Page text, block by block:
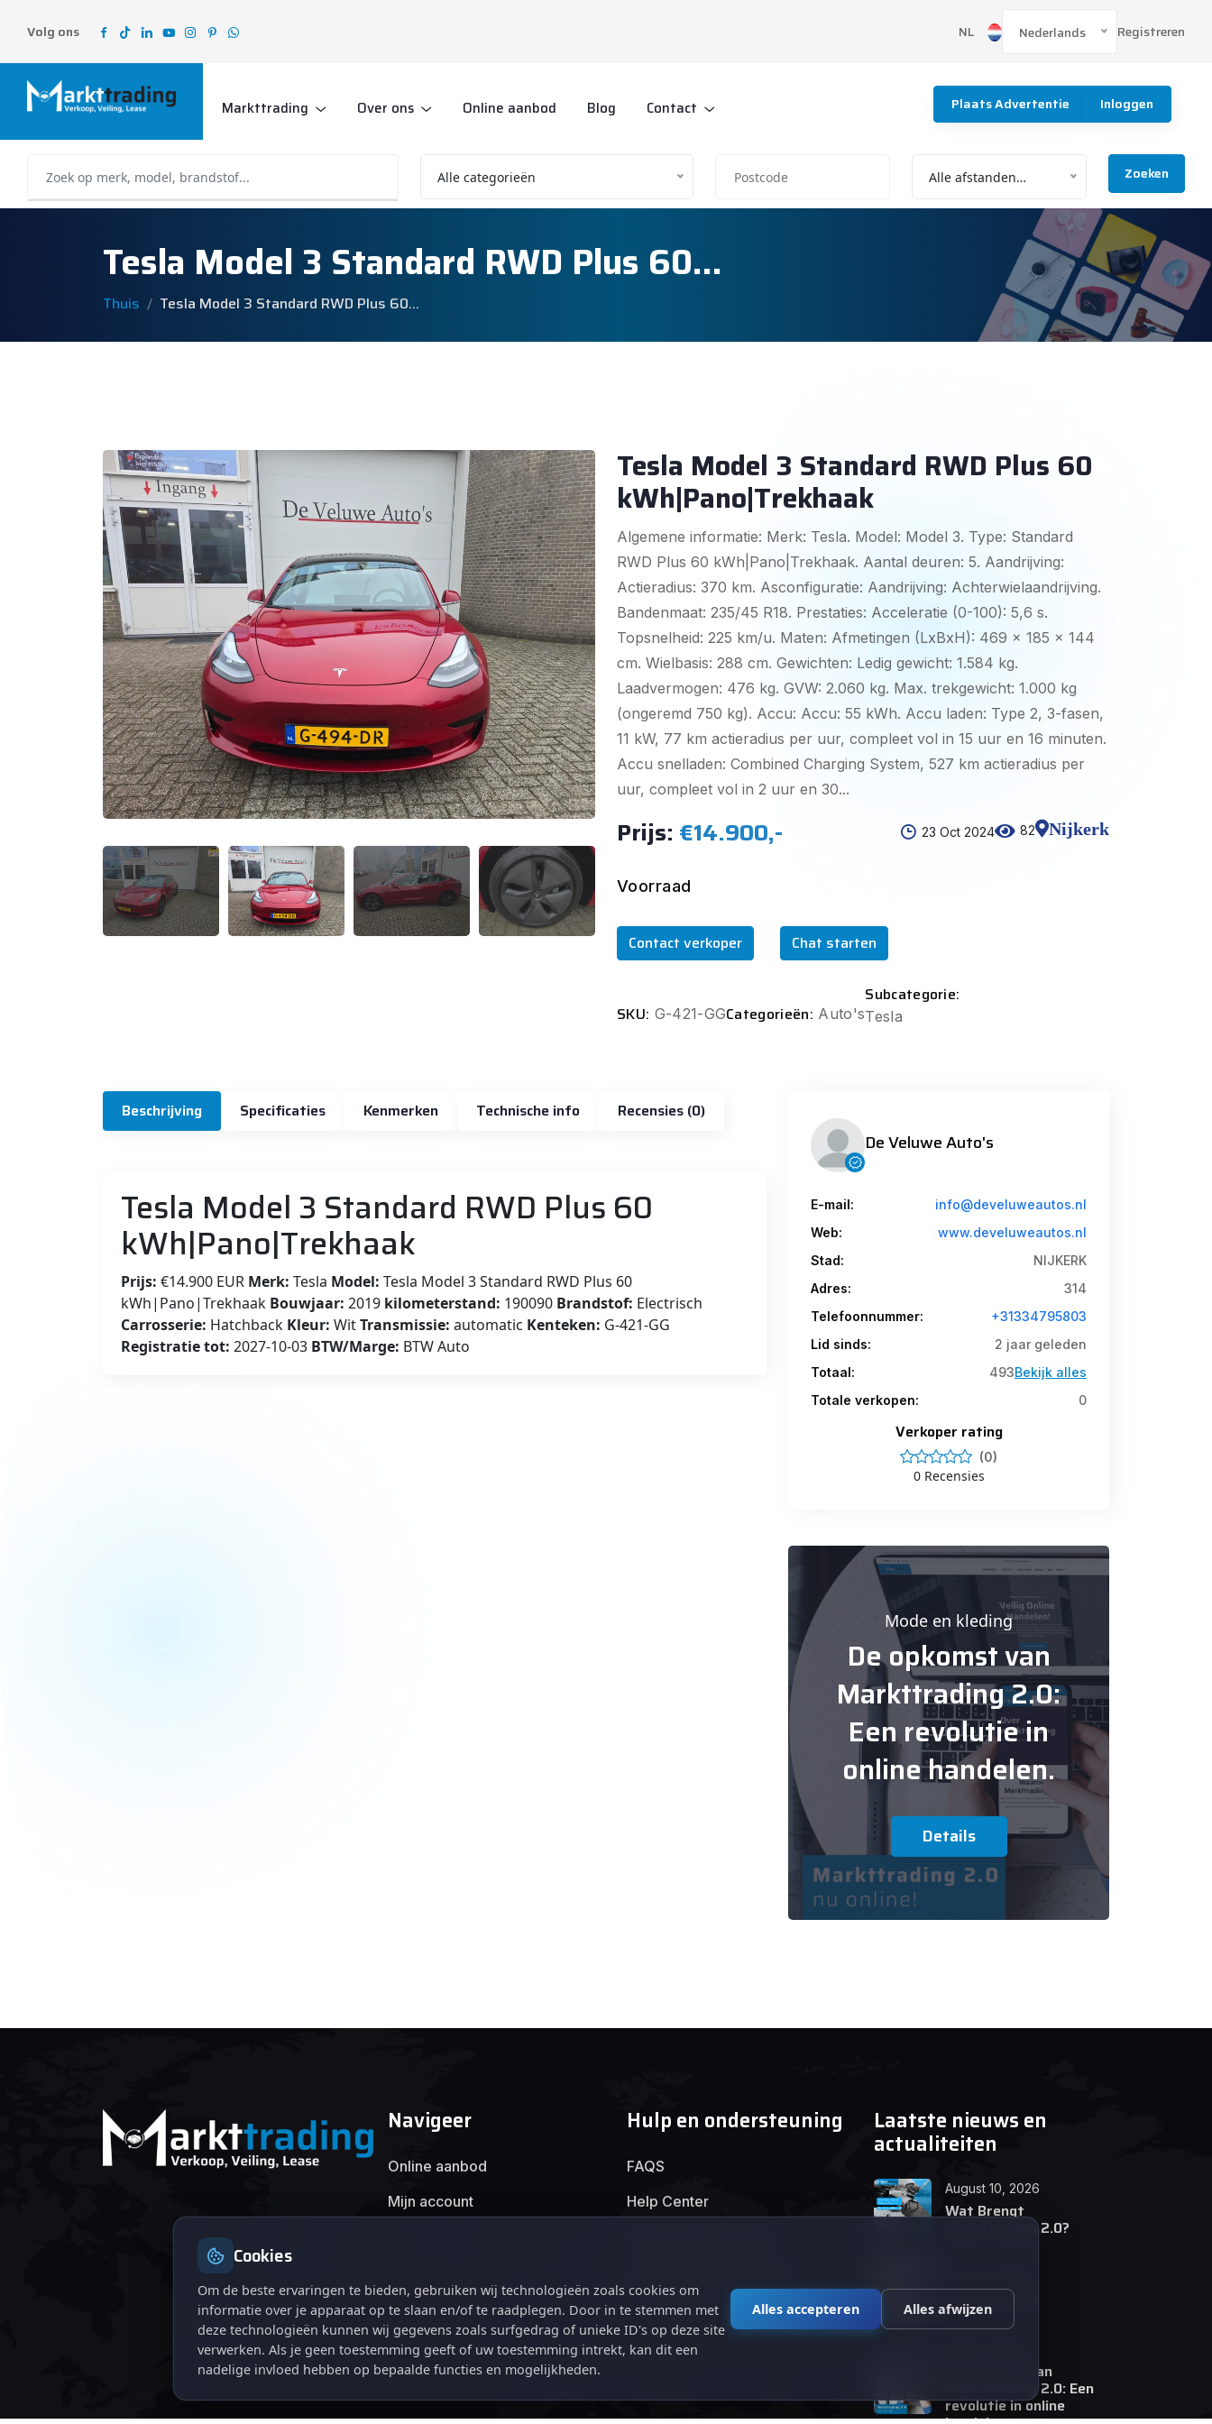
Volg ons NL Nederlands Registreren
Markttrading Over ons Online aanbod Blog Contact Plaats Advertentie Inloggen
Alle categorieën Alle afstanden… Zoeken
Tesla Model 3 Standard RWD Plus 60…
Thuis Tesla Model 3 Standard RWD Plus 60…
Tesla Model 3 Standard RWD Plus 60
kWh|Pano|Trekhaak
Algemene informatie: Merk: Tesla. Model: Model 3. Type: Standard
RWD Plus 60 kWh|Pano|Trekhaak. Aantal deuren: 5. Aandrijving:
Actieradius: 370 km. Asconfiguratie: Aandrijving: Achterwielaandrijving.
Bandenmaat: 235/45 R18. Prestaties: Acceleratie (0-100): 5,6 s.
Topsnelheid: 225 km/u. Maten: Afmetingen (LxBxH): 469 x 185 x 144
cm. Wielbasis: 288 cm. Gewichten: Ledig gewicht: 1.584 kg.
Laadvermogen: 476 kg. GVW: 2.060 kg. Max. trekgewicht: 1.000 kg
(ongeremd 750 kg). Accu: Accu: 55 kWh. Accu laden: Type 2, 3-fasen,
11 kW, 77 km actieradius per uur, compleet vol in 15 uur en 16 minuten.
Accu snelladen: Combined Charging System, 527 km actieradius per
uur, compleet vol in 2 uur en 30...
Prijs: €14.900,- 23 Oct 2024 82 Nijkerk
Voorraad
Contact verkoper Chat starten
SKU: G-421-GGCategorieën: Auto's
Subcategorie:
Tesla
Beschrijving Specificaties Kenmerken Technische info Recensies (0)
Tesla Model 3 Standard RWD Plus 60
kWh|Pano|Trekhaak
Prijs: €14.900 EUR Merk: Tesla Model: Tesla Model 3 Standard RWD Plus 60
kWh|Pano|Trekhaak Bouwjaar: 2019 kilometerstand: 190090 Brandstof: Electrisch
Carrosserie: Hatchback Kleur: WitTransmissie: automatic Kenteken: G-421-GG
Registratie tot: 2027-10-03 BTW/Marge: BTW Auto
De Veluwe Auto's
E-mail:
info@develuweautos.nl
Web:
www.develuweautos.nl
Stad:
NIJKERK
Adres:
314
Telefoonnummer:
+31334795803
Lid sinds:
2 jaar geleden
Totaal:
493Bekijk alles
Totale verkopen:
0
Verkoper rating
(0)
0 Recensies
Mode en kleding
De opkomst van
Markttrading 2.0:
Een revolutie in
online handelen.
Details
Navigeer
Online aanbod
Mijn account
Hulp en ondersteuning
FAQS
Help Center
Privacybeleid
Laatste nieuws en
actualiteiten
August 10, 2026
Wat Brengt
Markttrading 2.0?
Tips en Tricks
De opkomst van
Markttrading 2.0: Een
revolutie in online
Cookies
Om de beste ervaringen te bieden, gebruiken wij technologieën zoals cookies om
informatie over je apparaat op te slaan en/of te raadplegen. Door in te stemmen met
deze technologieën kunnen wij gegevens zoals surfgedrag of unieke ID's op deze site
verwerken. Als je geen toestemming geeft of uw toestemming intrekt, kan dit een
nadelige invloed hebben op bepaalde functies en mogelijkheden.
Alles accepteren Alles afwijzen